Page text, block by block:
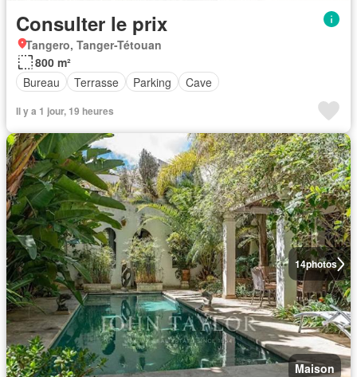
Consulter le prix
Tangero, Tanger-Tétouan
800 m²
Bureau
Terrasse Parking Cave
Il y a 1 jour, 19 heures
14photos
Maison